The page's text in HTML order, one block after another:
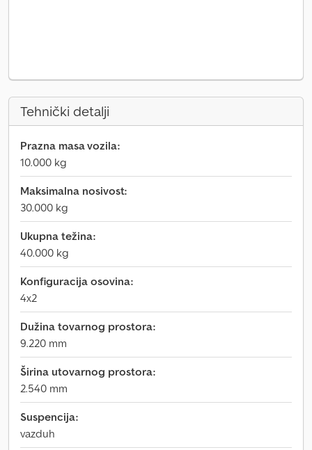
Tehnički detalji
Prazna masa vozila:
10.000 kg
Maksimalna nosivost:
30.000 kg
Ukupna težina:
40.000 kg
Konfiguracija osovina:
4x2
Dužina tovarnog prostora:
9.220 mm
Širina utovarnog prostora:
2.540 mm
Suspencija:
vazduh